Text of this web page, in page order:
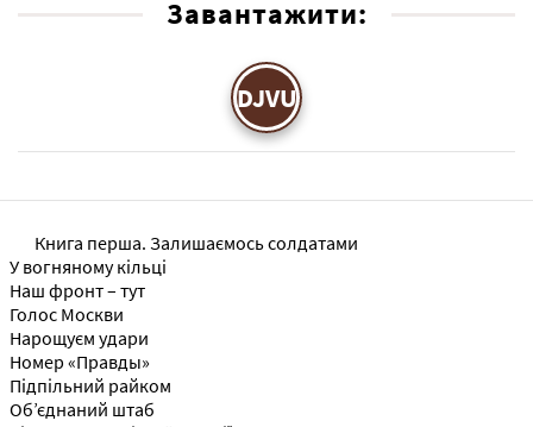
Завантажити:
DJVU
Книга перша. Залишаємось солдатами
У вогняному кільці
Наш фронт – тут
Голос Москви
Нарощуєм удари
Номер «Правды»
Підпільний райком
Об’єднаний штаб